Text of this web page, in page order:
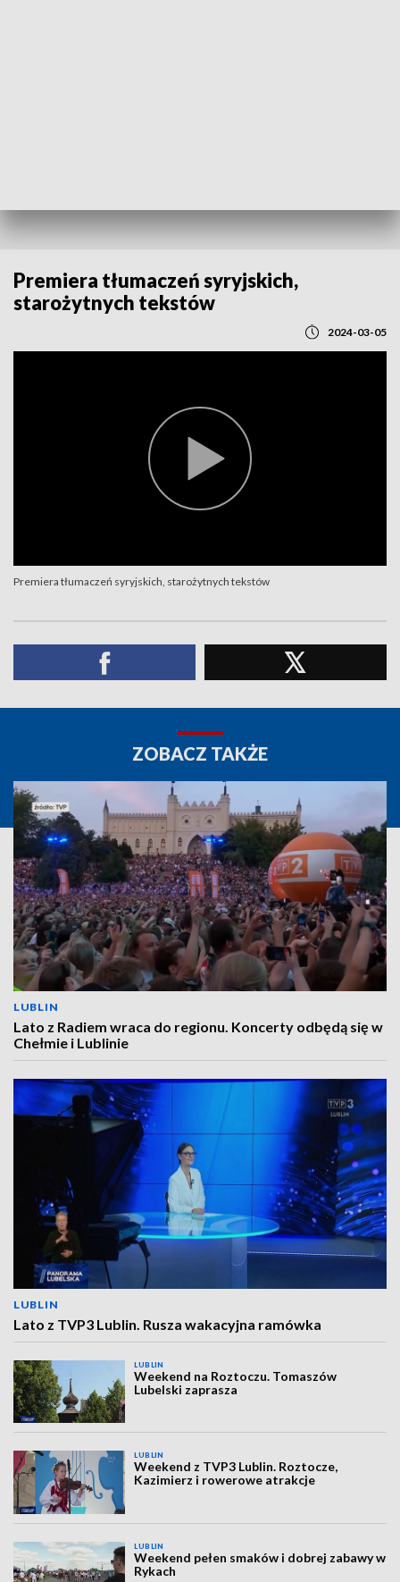
Premiera tłumaczeń syryjskich,
starożytnych tekstów
2024-03-05
Premiera tłumaczeń syryjskich, starożytnych tekstów
ZOBACZ TAKŻE
LUBLIN
Lato z Radiem wraca do regionu. Koncerty odbędą się w
Chełmie i Lublinie
LUBLIN
Lato z TVP3 Lublin. Rusza wakacyjna ramówka
LUBLIN
Weekend na Roztoczu. Tomaszów
Lubelski zaprasza
LUBLIN
Weekend z TVP3 Lublin. Roztocze,
Kazimierz i rowerowe atrakcje
LUBLIN
Weekend pełen smaków i dobrej zabawy w
Rykach